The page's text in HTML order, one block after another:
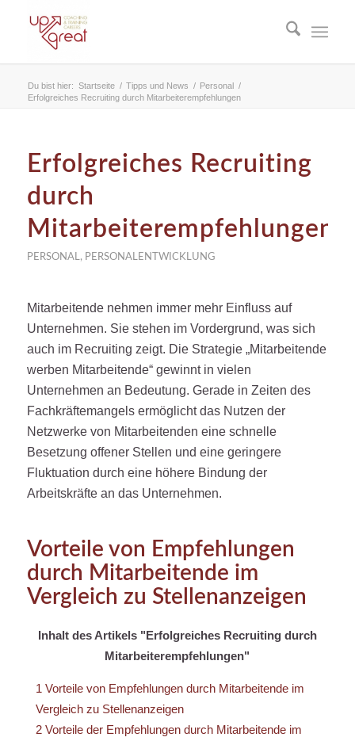
Du bist hier: Startseite / Tipps und News / Personal /
Erfolgreiches Recruiting durch Mitarbeiterempfehlungen
Erfolgreiches Recruiting
durch
Mitarbeiterempfehlungen
PERSONAL , PERSONALENTWICKLUNG
Mitarbeitende nehmen immer mehr Einfluss auf
Unternehmen. Sie stehen im Vordergrund, was sich
auch im Recruiting zeigt. Die Strategie „Mitarbeitende
werben Mitarbeitende“ gewinnt in vielen
Unternehmen an Bedeutung. Gerade in Zeiten des
Fachkräftemangels ermöglicht das Nutzen der
Netzwerke von Mitarbeitenden eine schnelle
Besetzung offener Stellen und eine geringere
Fluktuation durch eine höhere Bindung der
Arbeitskräfte an das Unternehmen.
Vorteile von Empfehlungen
durch Mitarbeitende im
Vergleich zu Stellenanzeigen
Inhalt des Artikels "Erfolgreiches Recruiting durch
Mitarbeiterempfehlungen"
1 Vorteile von Empfehlungen durch Mitarbeitende im
Vergleich zu Stellenanzeigen
2Vorteile der Empfehlungen durch Mitarbeitende im